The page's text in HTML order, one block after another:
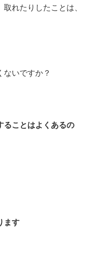
れたりしたことは、
ないですか？
ることはよくあるの
ます